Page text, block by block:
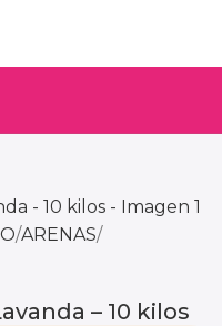
ARENAS
– 10 kilos